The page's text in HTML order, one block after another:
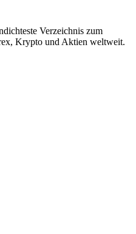
Verzeichnis zum
Krypto und Aktien weltweit.